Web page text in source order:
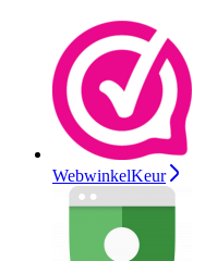
WebwinkelKeur